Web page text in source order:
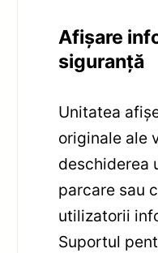
Afișare
siguranță
Unitatea
originale ale
deschiderea
parcare sau
utilizatorii
Suportul